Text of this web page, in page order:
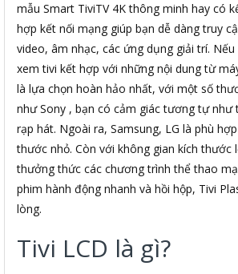
mẫu Smart TiviTV 4K thông minh hay có
hợp kết nối mạng giúp bạn dễ dàng truy
video, âm nhạc, các ứng dụng giải trí.
xem tivi kết hợp với những nội dung từ
là lựa chọn hoàn hảo nhất, với một số
như Sony , bạn có cảm giác tương tự như
rạp hát. Ngoài ra, Samsung, LG là phù
thước nhỏ. Còn với không gian kích thước
thưởng thức các chương trình thể thao
phim hành động nhanh và hồi hộp, Tivi
lòng.
Tivi LCD là gì?